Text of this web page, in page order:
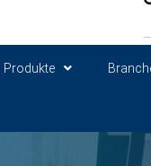
Produkte